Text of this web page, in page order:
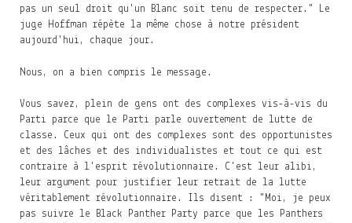
pas un seul droit qu'un Blanc soit tenu de respecter." Le
juge Hoffman répète la même chose à notre président
aujourd'hui, chaque jour.
Nous, on a bien compris le message.
Vous savez, plein de gens ont des complexes vis-à-vis du
Parti parce que le Parti parle ouvertement de lutte de
classe. Ceux qui ont des complexes sont des opportunistes
et des lâches et des individualistes et tout ce qui est
contraire à l'esprit révolutionnaire. C'est leur alibi,
leur argument pour justifier leur retrait de la lutte
véritablement révolutionnaire. Ils disent : "Moi, je peux
pas suivre le Black Panther Party parce que les Panthers